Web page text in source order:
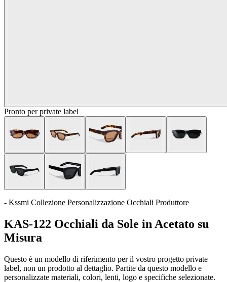
Pronto per private label
- Kssmi Collezione Personalizzazione Occhiali Produttore
KAS-122 Occhiali da Sole in Acetato su
Misura
Questo è un modello di riferimento per il vostro progetto private
label, non un prodotto al dettaglio. Partite da questo modello e
personalizzate materiali, colori, lenti, logo e specifiche selezionate.